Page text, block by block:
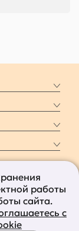
работы
сайта.
с